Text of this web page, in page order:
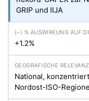
GRIP und IIJA
+1.2%
National,
Nordost-ISO-